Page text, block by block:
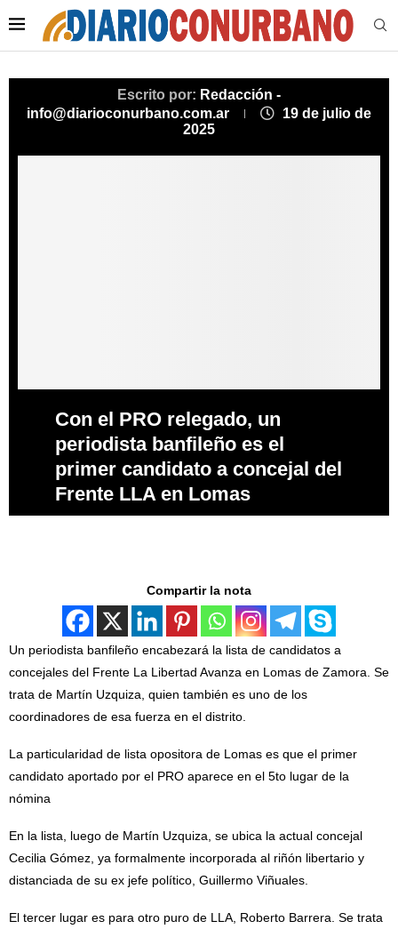
Escrito por: Redacción -
info@diarioconurbano.com.ar
19 de julio de
2025
Con el PRO relegado, un
periodista banfileño es el
primer candidato a concejal del
Frente LLA en Lomas
Compartir la nota
Un periodista banfileño encabezará la lista de candidatos a
concejales del Frente La Libertad Avanza en Lomas de Zamora. Se
trata de Martín Uzquiza, quien también es uno de los
coordinadores de esa fuerza en el distrito.
La particularidad de lista opositora de Lomas es que el primer
candidato aportado por el PRO aparece en el 5to lugar de la
nómina
En la lista, luego de Martín Uzquiza, se ubica la actual concejal
Cecilia Gómez, ya formalmente incorporada al riñón libertario y
distanciada de su ex jefe político, Guillermo Viñuales.
El tercer lugar es para otro puro de LLA, Roberto Barrera. Se trata